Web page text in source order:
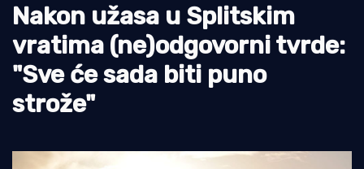
Ekologija
Tradicija i kultura
Nakon užasa u Splitskim
vratima (ne)odgovorni tvrde:
"Sve će sada biti puno
strože"